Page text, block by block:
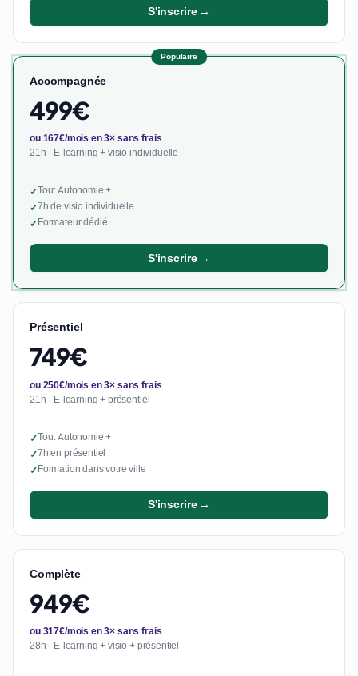
S'inscrire →
Populaire
Accompagnée
499€
ou 167€/mois en 3× sans frais
21h · E-learning + visio individuelle
✓Tout Autonomie +
✓7h de visio individuelle
✓Formateur dédié
S'inscrire →
Présentiel
749€
ou 250€/mois en 3× sans frais
21h · E-learning + présentiel
✓Tout Autonomie +
✓7h en présentiel
✓Formation dans votre ville
S'inscrire →
Complète
949€
ou 317€/mois en 3× sans frais
28h · E-learning + visio + présentiel